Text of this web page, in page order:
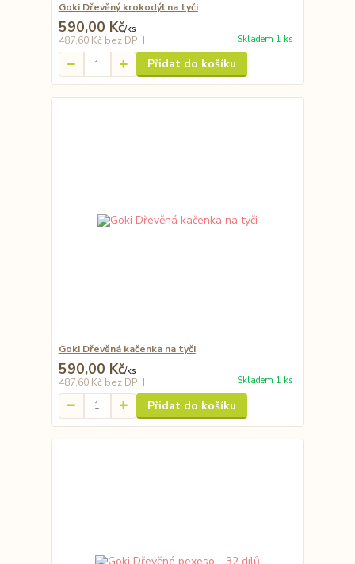
Goki Dřevěný krokodýl na tyči
590,00 Kč/ks
487,60 Kč bez DPH Skladem 1 ks
Přidat do košíku
Goki Dřevěná kačenka na tyči
590,00 Kč/ks
487,60 Kč bez DPH Skladem 1 ks
Přidat do košíku